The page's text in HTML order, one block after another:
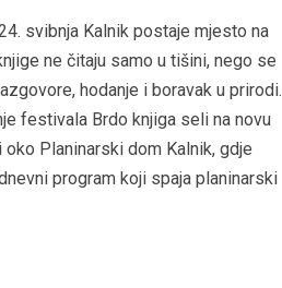
svibnja Kalnik postaje mjesto na
ne čitaju samo u tišini, nego se
hodanje i boravak u prirodi.
festivala Brdo knjiga seli na novu
oko Planinarski dom Kalnik, gdje
program koji spaja planinarski